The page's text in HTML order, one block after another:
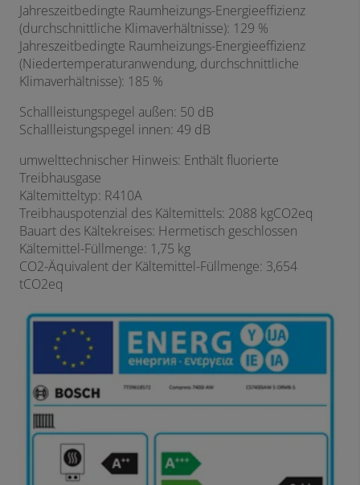
Jahreszeitbedingte Raumheizungs-Energieeffizienz
(durchschnittliche Klimaverhältnisse): 129 %
Jahreszeitbedingte Raumheizungs-Energieeffizienz
(Niedertemperaturanwendung, durchschnittliche
Klimaverhältnisse): 185 %
Schallleistungspegel außen: 50 dB
Schallleistungspegel innen: 49 dB
umwelttechnischer Hinweis: Enthält fluorierte
Treibhausgase
Kältemitteltyp: R410A
Treibhauspotenzial des Kältemittels: 2088 kgCO2eq
Bauart des Kältekreises: Hermetisch geschlossen
Kältemittel-Füllmenge: 1,75 kg
CO2-Äquivalent der Kältemittel-Füllmenge: 3,654
tCO2eq